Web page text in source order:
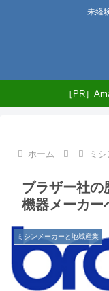
未経
［PR］
ホーム ミ
ブラザー社の
機器メーカー
ミシンメーカーと地域産業